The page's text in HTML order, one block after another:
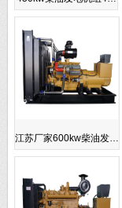
江苏厂家600kw柴油发…